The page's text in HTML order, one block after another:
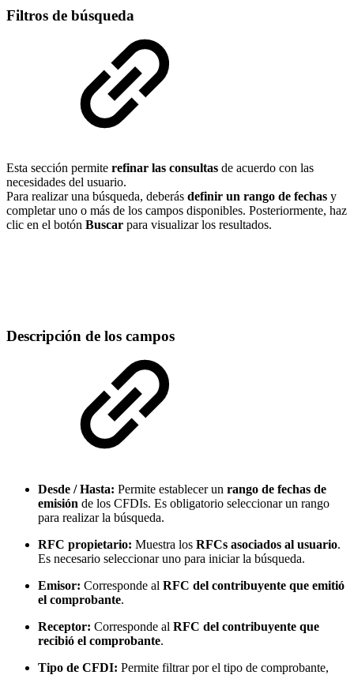
Filtros de búsqueda
Esta sección permite refinar las consultas de acuerdo con las
necesidades del usuario.
Para realizar una búsqueda, deberás definir un rango de fechas y
completar uno o más de los campos disponibles. Posteriormente, haz
clic en el botón Buscar para visualizar los resultados.
Descripción de los campos
Desde / Hasta: Permite establecer un rango de fechas de
emisión de los CFDIs. Es obligatorio seleccionar un rango
para realizar la búsqueda.
RFC propietario: Muestra los RFCs asociados al usuario.
Es necesario seleccionar uno para iniciar la búsqueda.
Emisor: Corresponde al RFC del contribuyente que emitió
el comprobante.
Receptor: Corresponde al RFC del contribuyente que
recibió el comprobante.
Tipo de CFDI: Permite filtrar por el tipo de comprobante,